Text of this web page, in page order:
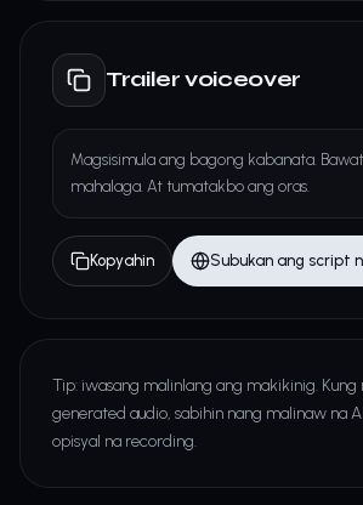
Trailer voiceover
Magsisimula ang bagong kabanata.
mahalaga. At tumatakbo ang oras.
Kopyahin Subukan ang script
Tip: iwasang malinlang ang makikinig.
generated audio, sabihin nang malinaw na
opisyal na recording.